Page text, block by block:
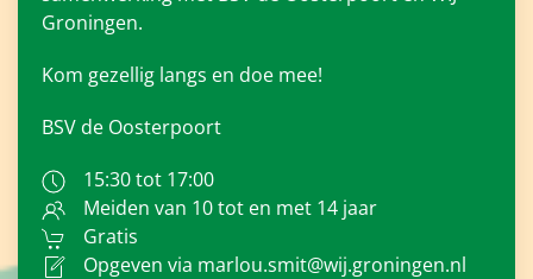
Groningen.
Kom gezellig langs en doe mee!
BSV de Oosterpoort
15:30 tot 17:00
Meiden van 10 tot en met 14 jaar
Gratis
Opgeven via marlou.smit@wij.groningen.nl